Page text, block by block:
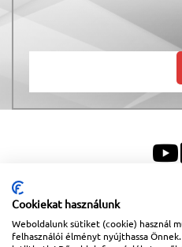
Copyright © 2026Lapanthera Kft.Webbolt |
Cookiekat használunk
Weboldalunk sütiket (cookie) használ
felhasználói élményt nyújthassa